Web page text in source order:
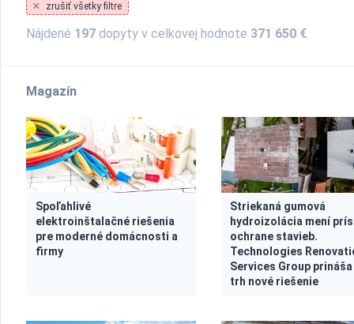
zrušiť všetky filtre
Nájdené 197 dopyty v celkovej hodnote 371 650 €.
Magazín
Spoľahlivé
elektroinštalačné riešenia
pre moderné domácnosti a
firmy
Striekaná gumová
hydroizolácia mení
ochrane stavieb.
Technologies
Services Group prináša
trh nové riešenie